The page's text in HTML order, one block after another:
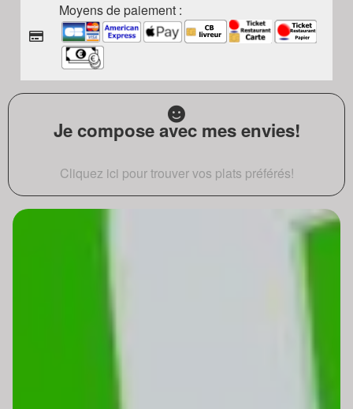
Moyens de paiement :
Je compose avec mes envies!
Cliquez ici pour trouver vos plats préférés!